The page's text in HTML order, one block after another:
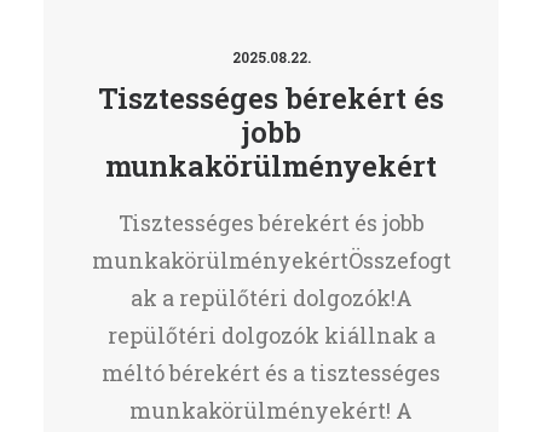
2025.08.22.
Tisztességes bérekért és
jobb
munkakörülményekért
Tisztességes bérekért és jobb
munkakörülményekértÖsszefogt
ak a repülőtéri dolgozók!A
repülőtéri dolgozók kiállnak a
méltó bérekért és a tisztességes
munkakörülményekért! A